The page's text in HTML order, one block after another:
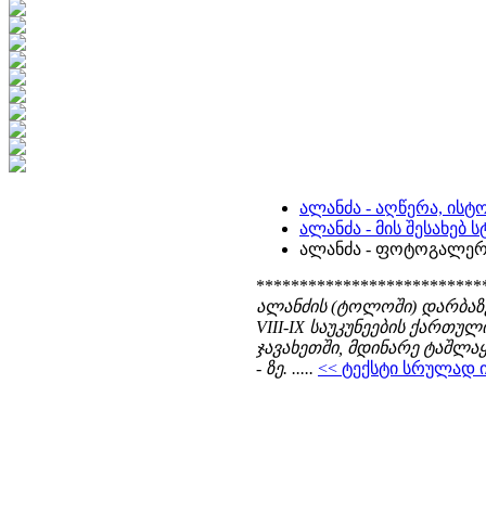
ალანძა - აღწერა,
ალანძა - მის შესახებ
ალანძა -
ალანძის (ტოლოში)
VIII-IX საუკუნეების
ჯავახეთში, მდინარე
- ზე. ..... << ტექსტი სრულად